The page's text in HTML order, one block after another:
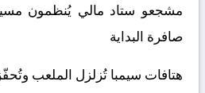
مشجعو ستاد مالي يُنظمون
صافرة البداية
هتافات سيمبا تُزلزل الملعب